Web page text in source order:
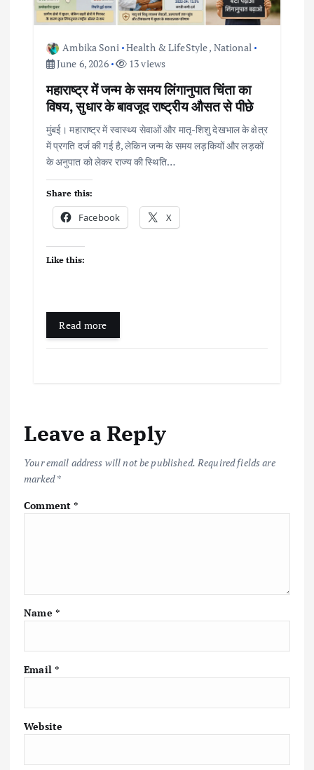
Ambika Soni Health & LifeStyle, National
June 6, 2026
13 views
महाराष्ट्र में जन्म के समय लिंगानुपात चिंता का
विषय, सुधार के बावजूद राष्ट्रीय औसत से पीछे
मुंबई। महाराष्ट्र में स्वास्थ्य सेवाओं और मातृ-शिशु देखभाल के क्षेत्र
में प्रगति दर्ज की गई है, लेकिन जन्म के समय लड़कियों और लड़कों
के अनुपात को लेकर राज्य की स्थिति…
Share this:
Facebook X
Like this:
Read more
Leave a Reply
Your email address will not be published. Required fields are
marked*
Comment*
Name *
Email *
Website